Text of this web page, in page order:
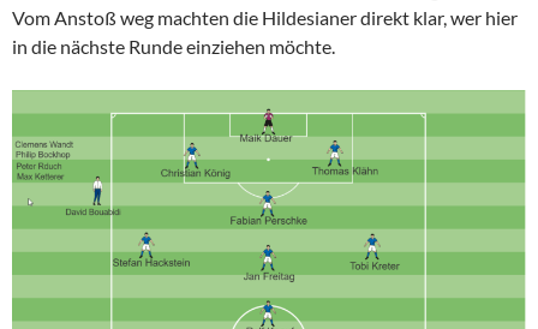
Vom Anstoß weg machten die Hildesianer direkt klar, wer hier
in die nächste Runde einziehen möchte.